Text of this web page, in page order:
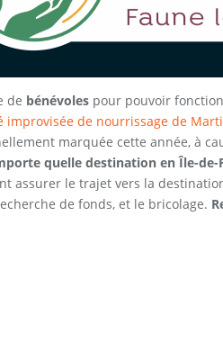
de bénévoles pour pouvoir
improvisée de nourrissage de
marquée cette année, à
quelle destination en Île-de-
assurer le trajet vers la
de fonds, et le bricolage.